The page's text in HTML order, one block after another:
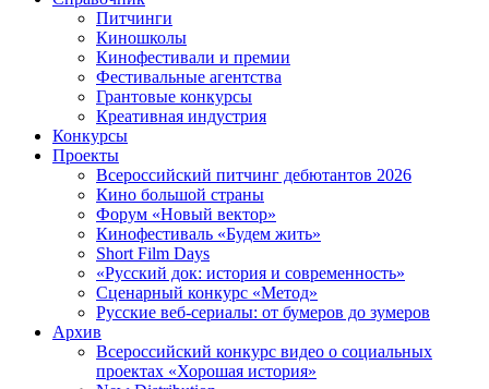
Питчинги
Киношколы
Кинофестивали и премии
Фестивальные агентства
Грантовые конкурсы
Креативная индустрия
Конкурсы
Проекты
Всероссийский питчинг дебютантов 2026
Кино большой страны
Форум «Новый вектор»
Кинофестиваль «Будем жить»
Short Film Days
«Русский док: история и современность»
Сценарный конкурс «Метод»
Русские веб-сериалы: от бумеров до зумеров
Архив
Всероссийский конкурс видео о социальных
проектах «Хорошая история»